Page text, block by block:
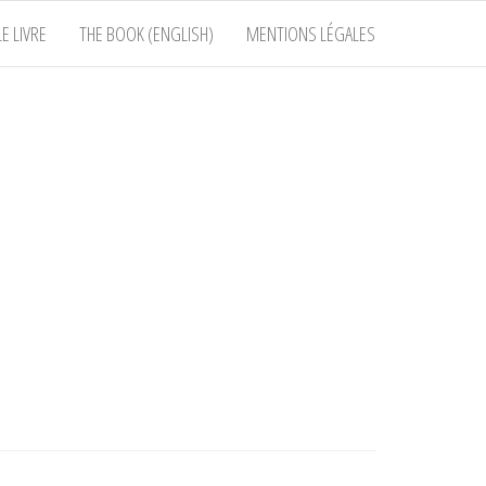
LIVRE THE BOOK (ENGLISH) MENTIONS LÉGALES